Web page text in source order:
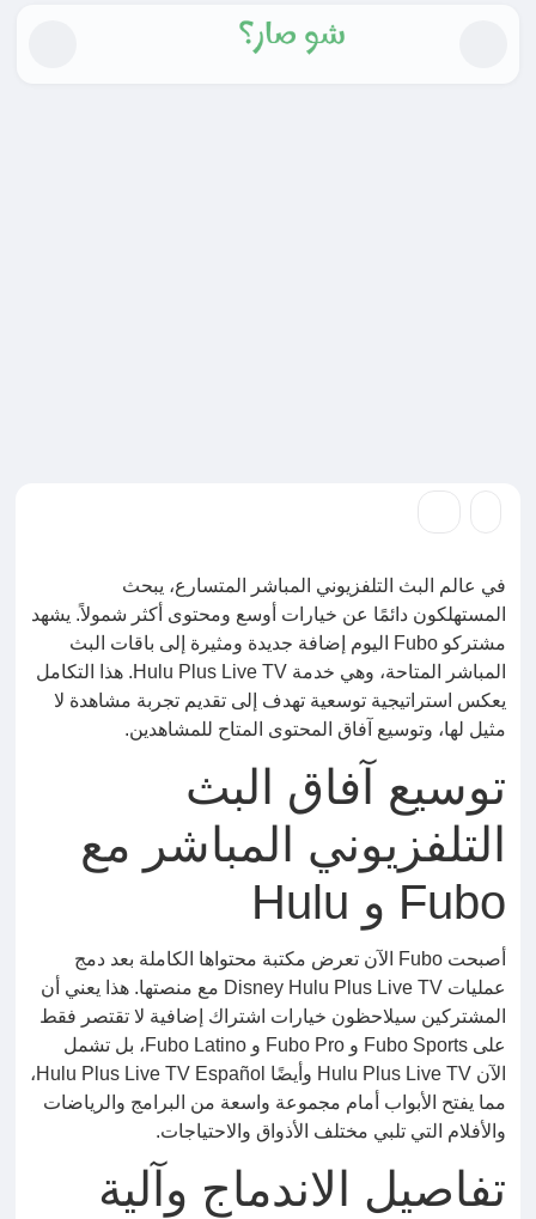
في عالم البث التلفزيوني المباشر المتسارع، يبحث
المستهلكون دائمًا عن خيارات أوسع ومحتوى أكثر شمولاً. يشهد
مشتركو Fubo اليوم إضافة جديدة ومثيرة إلى باقات البث
المباشر المتاحة، وهي خدمة Hulu Plus Live TV. هذا التكامل
يعكس استراتيجية توسعية تهدف إلى تقديم تجربة مشاهدة لا
مثيل لها، وتوسيع آفاق المحتوى المتاح للمشاهدين.
توسيع آفاق البث
التلفزيوني المباشر مع
Fubo و Hulu
أصبحت Fubo الآن تعرض مكتبة محتواها الكاملة بعد دمج
عمليات Disney Hulu Plus Live TV مع منصتها. هذا يعني أن
المشتركين سيلاحظون خيارات اشتراك إضافية لا تقتصر فقط
على Fubo Sports و Fubo Pro و Fubo Latino، بل تشمل
الآن Hulu Plus Live TV وأيضًا Hulu Plus Live TV Español،
مما يفتح الأبواب أمام مجموعة واسعة من البرامج والرياضات
والأفلام التي تلبي مختلف الأذواق والاحتياجات.
تفاصيل الاندماج وآلية